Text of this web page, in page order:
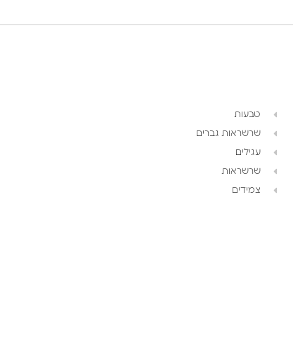
טבעות
שרשראות גברים
עגילים
שרשראות
צמידים